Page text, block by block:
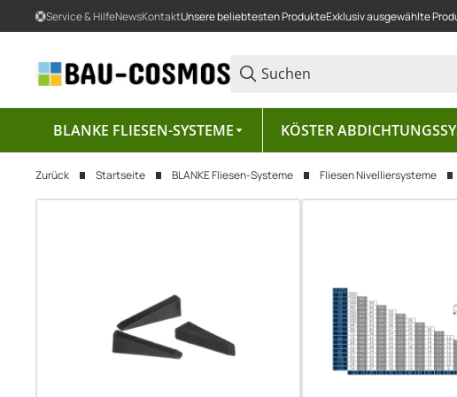
Service & HilfeNewsKontaktUnsere beliebtesten ProdukteExklusiv ausgewählte
BLANKE FLIESEN-SYSTEME KÖSTER
Zurück Startseite BLANKE Fliesen-Systeme Fliesen Nivelliersysteme